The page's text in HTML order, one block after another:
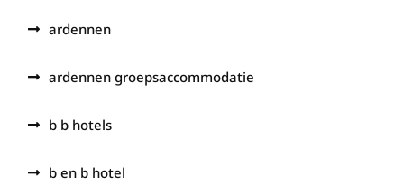
ardennen
ardennen groepsaccommodatie
b b hotels
b en b hotel